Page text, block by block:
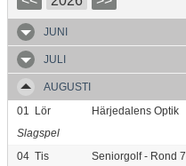
JUNI
JULI
AUGUSTI
01
Lör
Härjedalens Optik
Slagspel
04 Tis
Seniorgolf - Rond 7